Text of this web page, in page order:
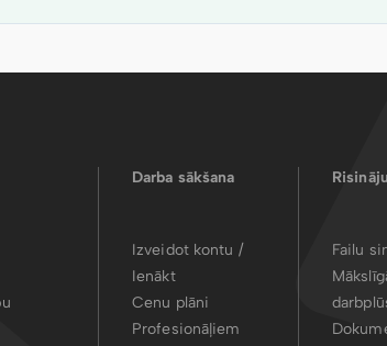
Darba sākšana
Izveidot kontu /
Ienākt
Cenu plāni
Profesionāļiem
Failu